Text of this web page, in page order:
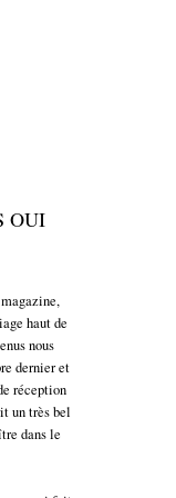
OUI
haut de
nous
dernier et
réception
un très bel
dans le